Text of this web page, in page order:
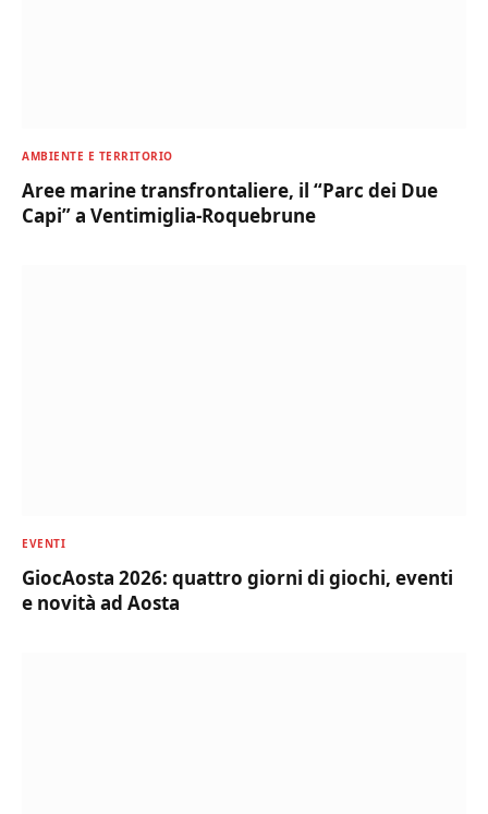
AMBIENTE E TERRITORIO
Aree marine transfrontaliere, il “Parc dei Due
Capi” a Ventimiglia-Roquebrune
EVENTI
GiocAosta 2026: quattro giorni di giochi, eventi
e novità ad Aosta